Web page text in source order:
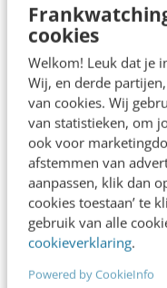
cookies
Welkom! Leuk dat je
Wij, en derde
van cookies. Wij
van statistieken, om
ook voor
afstemmen van
aanpassen, klik dan
cookies toestaan’ te
gebruik van alle
cookieverklaring.
Powered by CookieInfo
of tablet nog altijd
betalen via een
daarom voor dat
bijvoorbeeld door
betaalmethode
Over het
What’s Happening